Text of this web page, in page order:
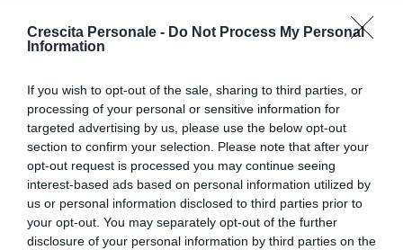
Crescita Personale - Do Not Process My Personal
Information
If you wish to opt-out of the sale, sharing to third parties, or
processing of your personal or sensitive information for
targeted advertising by us, please use the below opt-out
section to confirm your selection. Please note that after your
opt-out request is processed you may continue seeing
interest-based ads based on personal information utilized by
us or personal information disclosed to third parties prior to
your opt-out. You may separately opt-out of the further
disclosure of your personal information by third parties on the
trascorrere più tempo con i propri figli abbiano livelli
di testosterone più bassi in confronto a quelli dei
accudirli. In effetti un basso livello del suddetto
ormone puòsensibilizzare gli uominiad un
maggiore coinvolgimento nei compiti di
accudimento, essenziale nel diventare genitori.
Continua a leggere dopo la pubblicità